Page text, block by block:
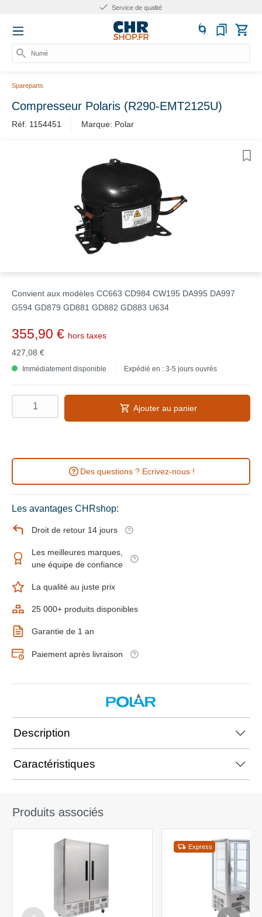
Service de qualité
Numéro
Spareparts
Compresseur Polaris (R290-EMT2125U)
Réf. 1154451 Marque: Polar
Convient aux modèles CC663 CD984 CW195 DA995 DA997
G594 GD879 GD881 GD882 GD883 U634
355,90 € hors taxes
427,08 €
Immédiatement disponible Expédié en : 3-5 jours ouvrés
Ajouter au panier
Des questions ? Ecrivez-nous !
Les avantages CHRshop:
Droit de retour 14 jours
Les meilleures marques,
une équipe de confiance
La qualité au juste prix
25 000+ produits disponibles
Garantie de 1 an
Paiement après livraison
Description
Caractéristiques
Produits associés
Express